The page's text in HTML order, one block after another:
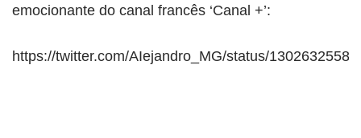
emocionante do canal francês ‘Canal +’:
https://twitter.com/AIejandro_MG/status/